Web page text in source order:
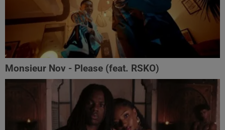
Monsieur Nov‬ - Please (feat. RSKO)